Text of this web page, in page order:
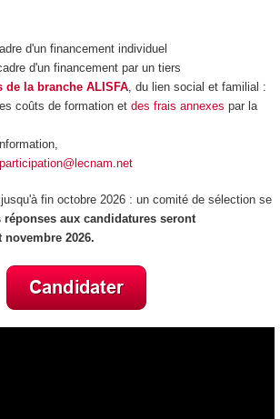
d'un financement individuel
d'un financement par un tiers
de la branche ALISFA , du lien social et familial :
coûts de formation et des frais annexes par la
fin octobre 2026 : un comité de sélection se
réponses aux candidatures seront
2026.